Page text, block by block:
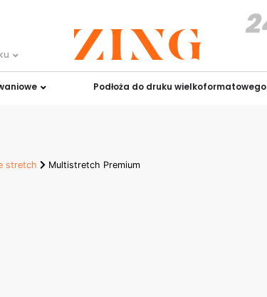
Podłoża do druku wielkoformatowego
stretch Multistretch Premium